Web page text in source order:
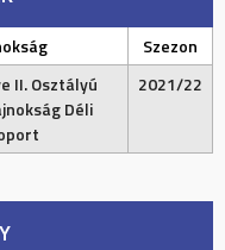
Szezon
II. Osztályú
Déli
2021/22